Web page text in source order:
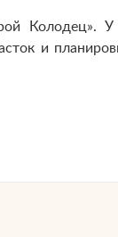
Колодец».
и